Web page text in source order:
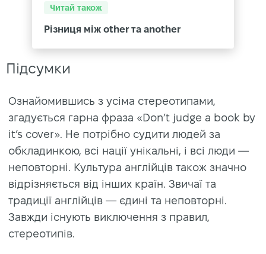
Читай також
Різниця між other та another
Підсумки
Ознайомившись з усіма стереотипами,
згадується гарна фраза «Don’t judge a book by
it’s cover». Не потрібно судити людей за
обкладинкою, всі нації унікальні, і всі люди —
неповторні. Культура англійців також значно
відрізняється від інших країн. Звичаї та
традиції англійців — єдині та неповторні.
Завжди існують виключення з правил,
стереотипів.